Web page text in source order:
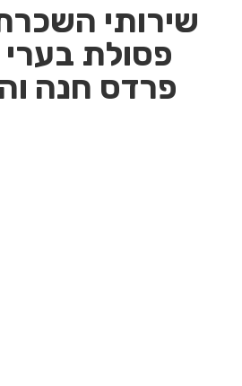
שירותי
פסולת בערי
פרדס חנה